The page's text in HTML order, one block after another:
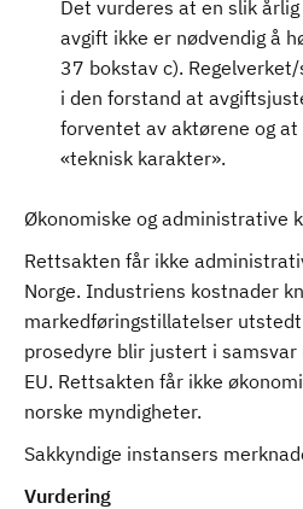
Det vurderes at en slik
avgift ikke er nødvendig å
37 bokstav c).
i den forstand at
forventet av aktørene og
«teknisk karakter».
Økonomiske og administrative
Rettsakten får ikke
Norge. Industriens kostnader
markedføringstillatelser
prosedyre blir justert i
EU. Rettsakten får ikke
norske myndigheter.
Sakkyndige instansers
Vurdering